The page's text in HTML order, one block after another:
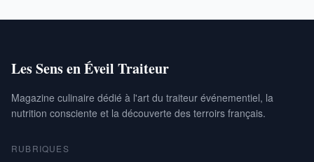
Les Sens en Éveil Traiteur
Magazine culinaire dédié à l'art du traiteur événementiel, la
nutrition consciente et la découverte des terroirs français.
RUBRIQUES